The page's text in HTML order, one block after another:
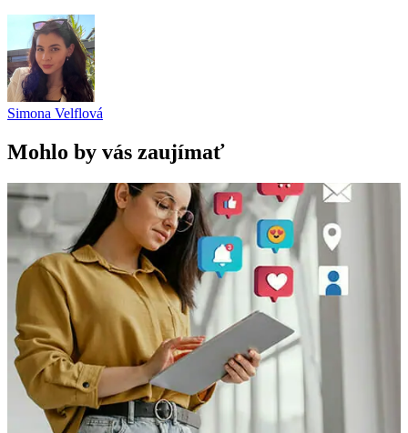
Simona Velflová
Mohlo by vás zaujímať